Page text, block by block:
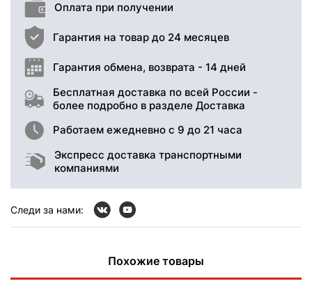
Оплата при получении
Гарантия на товар до 24 месяцев
Гарантия обмена, возврата - 14 дней
Бесплатная доставка по всей России -
более подробно в разделе Доставка
Работаем ежедневно с 9 до 21 часа
Экспресс доставка транспортными
компаниями
Следи за нами:
Похожие товары